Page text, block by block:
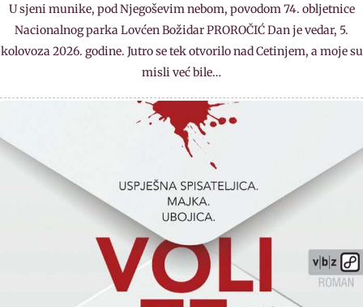
U sjeni munike, pod Njegoševim nebom, povodom 74. obljetnice
Nacionalnog parka Lovćen Božidar PROROČIĆ Dan je vedar, 5.
kolovoza 2026. godine. Jutro se tek otvorilo nad Cetinjem, a moje su
misli već bile…